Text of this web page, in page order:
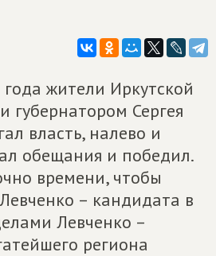
жители Иркутской
губернатором Сергея
власть, налево и
обещания и победил.
времени, чтобы
– кандидата в
Левченко –
региона